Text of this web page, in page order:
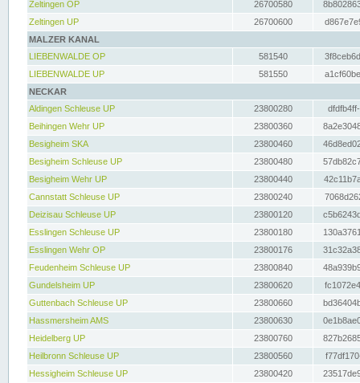
Zeltingen OP
26700580
Zeltingen UP
26700600
MALZER KANAL
LIEBENWALDE OP
581540
LIEBENWALDE UP
581550
NECKAR
Aldingen Schleuse UP
23800280
Beihingen Wehr UP
23800360
Besigheim SKA
23800460
Besigheim Schleuse UP
23800480
Besigheim Wehr UP
23800440
Cannstatt Schleuse UP
23800240
Deizisau Schleuse UP
23800120
Esslingen Schleuse UP
23800180
Esslingen Wehr OP
23800176
Feudenheim Schleuse UP
23800840
Gundelsheim UP
23800620
Guttenbach Schleuse UP
23800660
Hassmersheim AMS
23800630
Heidelberg UP
23800760
Heilbronn Schleuse UP
23800560
Hessigheim Schleuse UP
23800420